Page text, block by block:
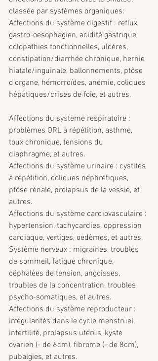
classée par systèmes organiques:
Affections du système digestif : reflux
gastro-oesophagien, acidité gastrique,
colopathies fonctionnelles, ulcères,
constipation/diarrhée chronique, hernie
hiatale/inguinale, ballonnements, ptôse
d’organe, hémorroïdes, anémie, coliques
hépatiques/crises de foie, et autres.
Affections du système respiratoire :
problèmes ORL à répétition, asthme,
toux chronique, tensions du
diaphragme, et autres.
Affections du système urinaire : cystites
à répétition, coliques néphrétiques,
ptôse rénale, prolapsus de la vessie, et
autres.
Affections du système cardiovasculaire :
hypertension, tachycardies, oppression
cardiaque, vertiges, oedèmes, et autres.
Système nerveux : migraines, troubles
de sommeil, fatigue chronique,
céphalées de tension, angoisses,
troubles de la concentration, troubles
psycho-somatiques, et autres.
Affections du système reproducteur :
irrégularités dans le cycle menstruel,
infertilité, prolapsus utérus, kyste
ovarien (- de 6cm), fibrome (- de 8cm),
pubalgies, et autres.